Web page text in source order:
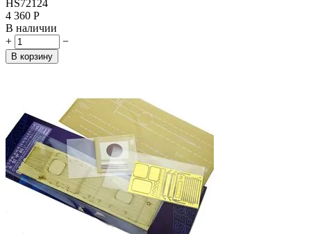
HS72124
4 360 Р
В наличии
+
−
В корзину